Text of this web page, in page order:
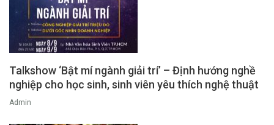
Talkshow ‘Bật mí ngành giải trí’ – Định hướng nghề
nghiệp cho học sinh, sinh viên yêu thích nghệ thuật
Admin